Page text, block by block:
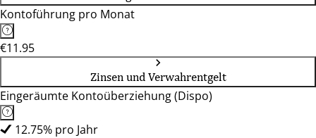
Kontoführung pro Monat
€11.95
Zinsen und Verwahrentgelt
Eingeräumte Kontoüberziehung (Dispo)
12.75% pro Jahr